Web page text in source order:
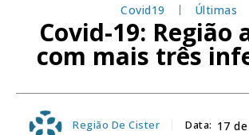
Covid19 Últimas
Covid-19: Região
com mais três
Região De Cister Data: 17